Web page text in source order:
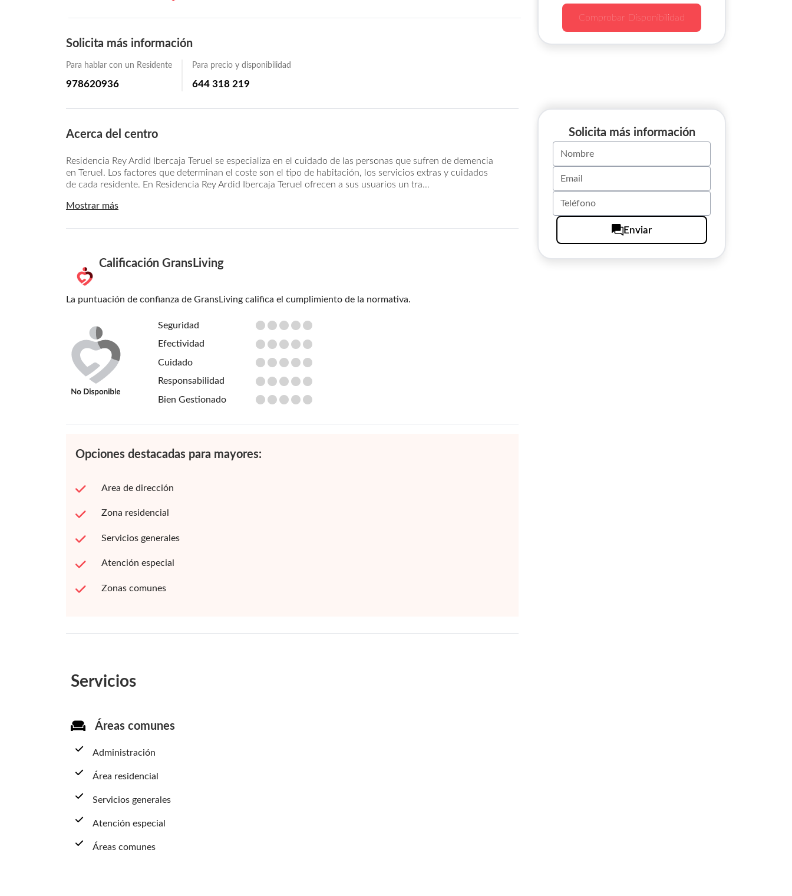
Comprobar Disponibilidad
Solicita más información
Para hablar con un Residente
978620936
Para precio y disponibilidad
644 318 219
Solicita más información
Enviar
Acerca del centro
Residencia Rey Ardid Ibercaja Teruel se especializa en el cuidado de las personas que sufren de demencia
en Teruel. Los factores que determinan el coste son el tipo de habitación, los servicios extras y cuidados
de cada residente. En Residencia Rey Ardid Ibercaja Teruel ofrecen a sus usuarios un tra...
Mostrar más
Calificación GransLiving
La puntuación de confianza de GransLiving califica el cumplimiento de la normativa.
Seguridad
Efectividad
Cuidado
Responsabilidad
Bien Gestionado
Opciones destacadas para mayores:
Area de dirección
Zona residencial
Servicios generales
Atención especial
Zonas comunes
Servicios
Áreas comunes
Administración
Área residencial
Servicios generales
Atención especial
Áreas comunes